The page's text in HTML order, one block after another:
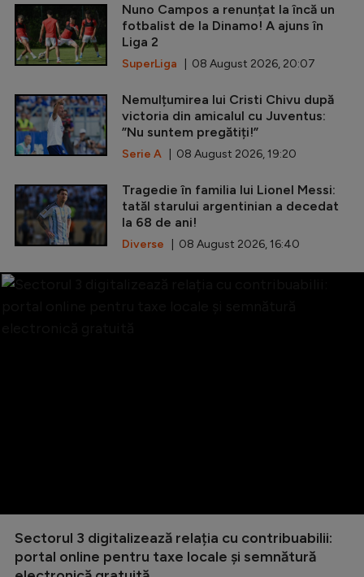
Nuno Campos a renunțat la încă un
fotbalist de la Dinamo! A ajuns în
Liga 2
SuperLiga | 08 August 2026, 20:07
Nemulțumirea lui Cristi Chivu după
victoria din amicalul cu Juventus:
”Nu suntem pregătiți!”
Serie A | 08 August 2026, 19:20
Tragedie în familia lui Lionel Messi:
tatăl starului argentinian a decedat
la 68 de ani!
Diverse | 08 August 2026, 16:40
Sectorul 3 digitalizează relația cu contribuabilii:
portal online pentru taxe locale și semnătură